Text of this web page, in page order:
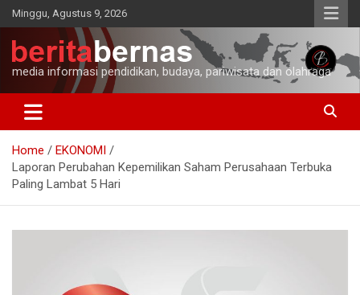
Skip
to
content
Minggu, Agustus 9, 2026
media informasi pendidikan, budaya, pariwisata dan olahraga
Home
EKONOMI
Laporan Perubahan Kepemilikan Saham Perusahaan Terbuka
Paling Lambat 5 Hari